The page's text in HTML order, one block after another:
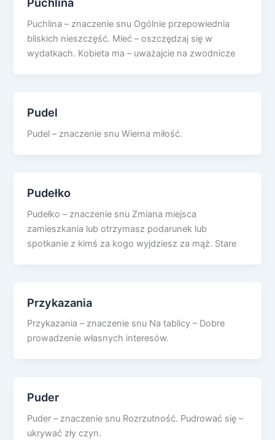
Puchlina – znaczenie snu Ogólnie przepowiednia
bliskich nieszczęść. Mieć – oszczędzaj się w
wydatkach. Kobieta ma – uważajcie na zwodnicze
Pudel
Pudel – znaczenie snu Wierna miłość.
Pudełko
Pudełko – znaczenie snu Zmiana miejsca
zamieszkania lub otrzymasz podarunek lub
spotkanie z kimś za kogo wyjdziesz za mąż. Stare
Przykazania
Przykazania – znaczenie snu Na tablicy – Dobre
prowadzenie własnych interesów.
Puder
Puder – znaczenie snu Rozrzutność. Pudrować się –
ukrywać zły czyn.